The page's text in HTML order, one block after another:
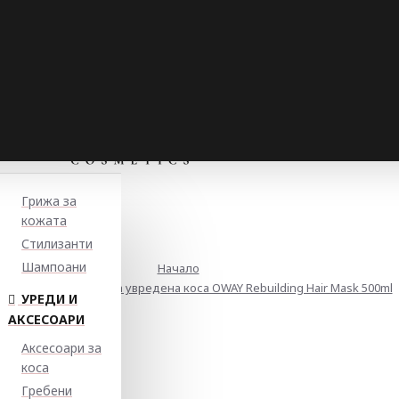
Грижа за
кожата
Стилизанти
Шампоани
УРЕДИ И
АКСЕСОАРИ
Аксесоари за
коса
Гребени
Начало
маска за увредена коса OWAY Rebuilding Hair Mask 500ml